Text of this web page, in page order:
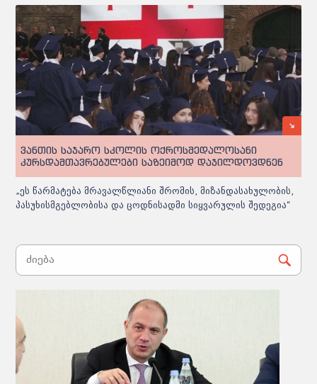
ვანთის საჯარო სკოლის ოქროსმედალოსანი
კურსდამთავრებულები საზეიმოდ დაჯილდოვდნენ
„ეს წარმატება მრავალწლიანი შრომის, მიზანდასახულობის,
პასუხისმგებლობისა და ცოდნისადმი სიყვარულის შედეგია“